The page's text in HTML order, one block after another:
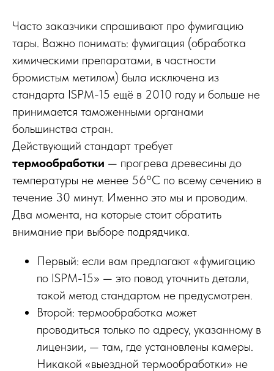
Часто заказчики спрашивают про фумигацию
тары. Важно понимать: фумигация (обработка
химическими препаратами, в частности
бромистым метилом) была исключена из
стандарта ISPM-15 ещё в 2010 году и больше не
принимается таможенными органами
большинства стран.
Действующий стандарт требует
термообработки — прогрева древесины до
температуры не менее 56°C по всему сечению в
течение 30 минут. Именно это мы и проводим.
Два момента, на которые стоит обратить
внимание при выборе подрядчика.
Первый: если вам предлагают «фумигацию
по ISPM-15» — это повод уточнить детали,
такой метод стандартом не предусмотрен.
Второй: термообработка может
проводиться только по адресу, указанному в
лицензии, — там, где установлены камеры.
Никакой «выездной термообработки» не